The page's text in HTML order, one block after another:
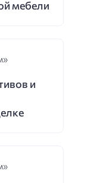
мебели
и